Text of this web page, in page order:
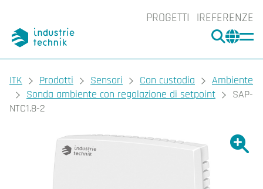
PROGETTI REFERENZE
CERCA
You are here:
ITK Prodotti Sensori Con custodia
Ambiente
Sonda ambiente con regolazione di setpoint
SAP-
NTC1.8-2